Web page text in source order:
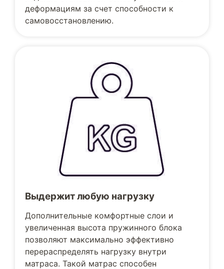
деформациям за счет способности к
самовосстановлению.
Выдержит любую нагрузку
Дополнительные комфортные слои и
увеличенная высота пружинного блока
позволяют максимально эффективно
перераспределять нагрузку внутри
матраса. Такой матрас способен